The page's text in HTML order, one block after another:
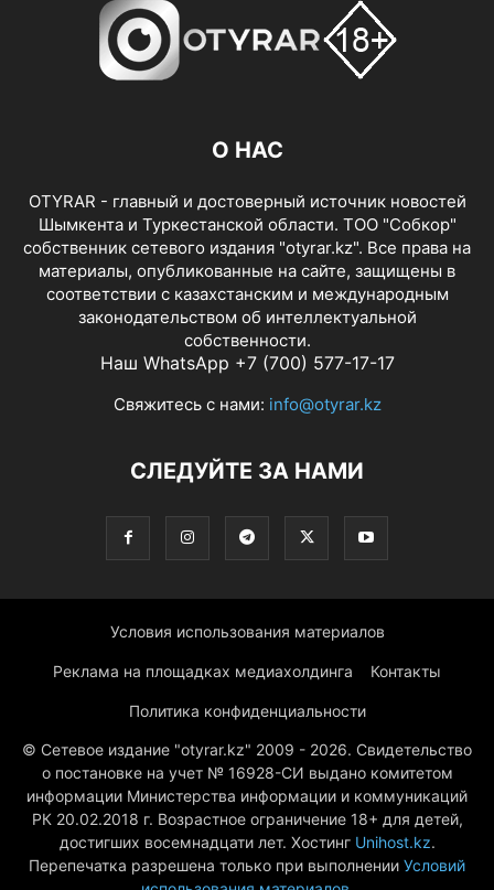
О НАС
OTYRAR - главный и достоверный источник новостей
Шымкента и Туркестанской области. ТОО "Собкор"
собственник сетевого издания "otyrar.kz". Все права на
материалы, опубликованные на сайте, защищены в
соответствии с казахстанским и международным
законодательством об интеллектуальной
собственности.
Наш WhatsApp +7 (700) 577-17-17
Свяжитесь с нами: info@otyrar.kz
СЛЕДУЙТЕ ЗА НАМИ
Условия использования материалов
Реклама на площадках медиахолдинга Контакты
Политика конфиденциальности
© Сетевое издание "otyrar.kz" 2009 - 2026. Свидетельство
о постановке на учет № 16928-СИ выдано комитетом
информации Министерства информации и коммуникаций
РК 20.02.2018 г. Возрастное ограничение 18+ для детей,
достигших восемнадцати лет. Хостинг Unihost.kz.
Перепечатка разрешена только при выполнении Условий